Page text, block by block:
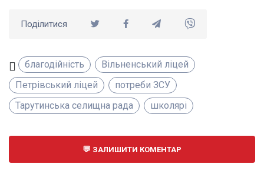
Поділитися
благодійність
Вільненський ліцей
Петрівський ліцей
потреби ЗСУ
Тарутинська селищна рада
школярі
ЗАЛИШИТИ КОМЕНТАР